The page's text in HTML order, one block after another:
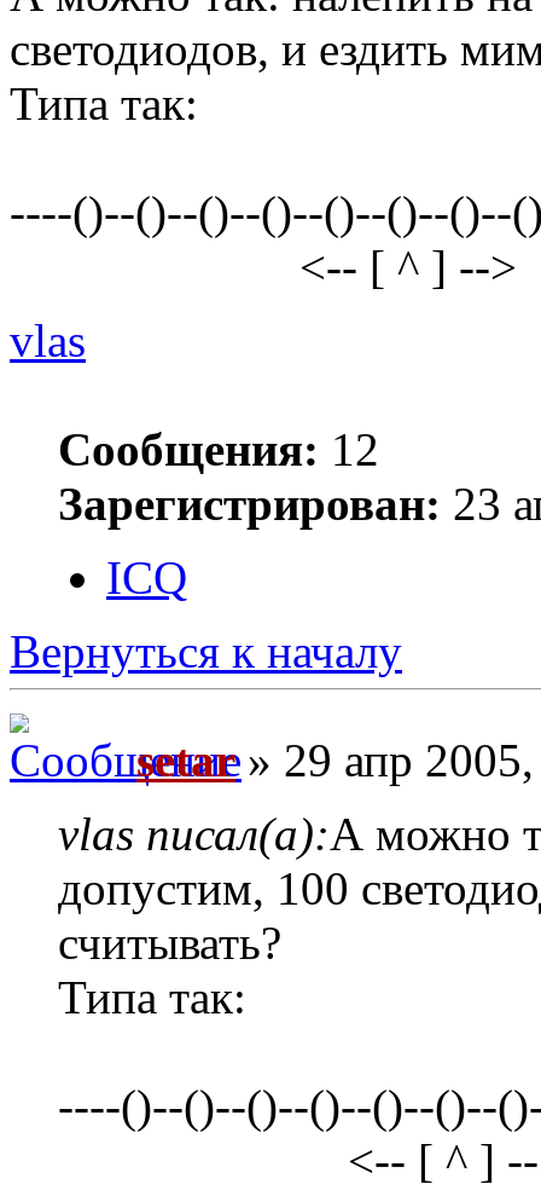
светодиодов, и ездить
Типа так:
----()--()--()--()--()--()--()--
<-- [ ^ ] -->
vlas
Сообщения: 12
Зарегистрирован: 23
ICQ
Вернуться к началу
setar» 29 апр
vlas писал(а):А можно
допустим, 100
считывать?
Типа так:
----()--()--()--()--()--()--
<-- [ ^ ] --